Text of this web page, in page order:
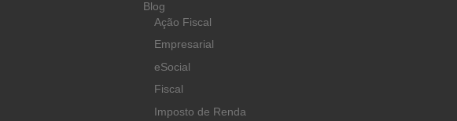
Blog
Ação Fiscal
Empresarial
eSocial
Fiscal
Imposto de Renda